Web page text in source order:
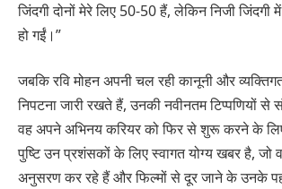
जिंदगी दोनों मेरे लिए 50-50 हैं, लेकिन निजी जिंदगी
हो गईं।”
जबकि रवि मोहन अपनी चल रही कानूनी और
निपटना जारी रखते हैं, उनकी नवीनतम टिप्पणियों से
वह अपने अभिनय करियर को फिर से शुरू करने के
पुष्टि उन प्रशंसकों के लिए स्वागत योग्य खबर है, जो
अनुसरण कर रहे हैं और फिल्मों से दूर जाने के उनके